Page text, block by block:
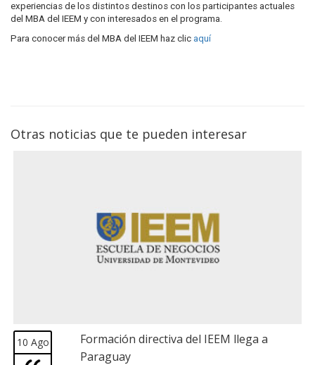
experiencias de los distintos destinos con los participantes actuales
del MBA del IEEM y con interesados en el programa.
Para conocer más del MBA del IEEM haz clic aquí
Otras noticias que te pueden interesar
10 Ago
Formación directiva del IEEM llega a
Paraguay